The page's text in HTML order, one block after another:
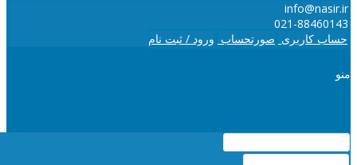
info@nasir.ir
021-88460143
حساب کاربری صورتحساب ورود / ثبت نام
منو